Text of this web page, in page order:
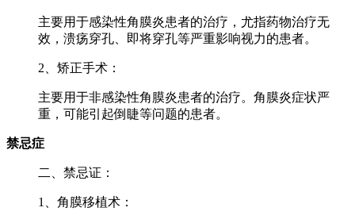
主要用于感染性角膜炎患者的治疗，尤指药物治疗无
效，溃疡穿孔、即将穿孔等严重影响视力的患者。
2、矫正手术：
主要用于非感染性角膜炎患者的治疗。角膜炎症状严
重，可能引起倒睫等问题的患者。
禁忌症
二、禁忌证：
1、角膜移植术：